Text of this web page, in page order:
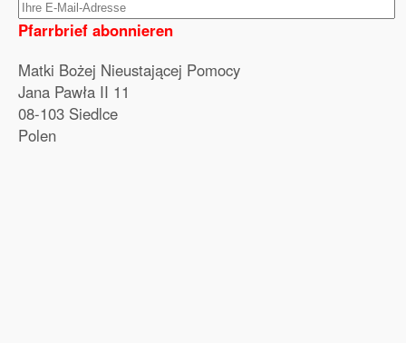
Pfarrbrief abonnieren
Matki Bożej Nieustającej Pomocy
Jana Pawła II 11
08-103 Siedlce
Polen